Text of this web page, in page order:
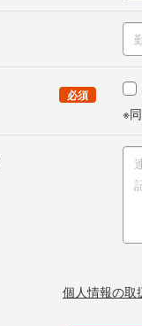
（
必須）
※
個人情報の取